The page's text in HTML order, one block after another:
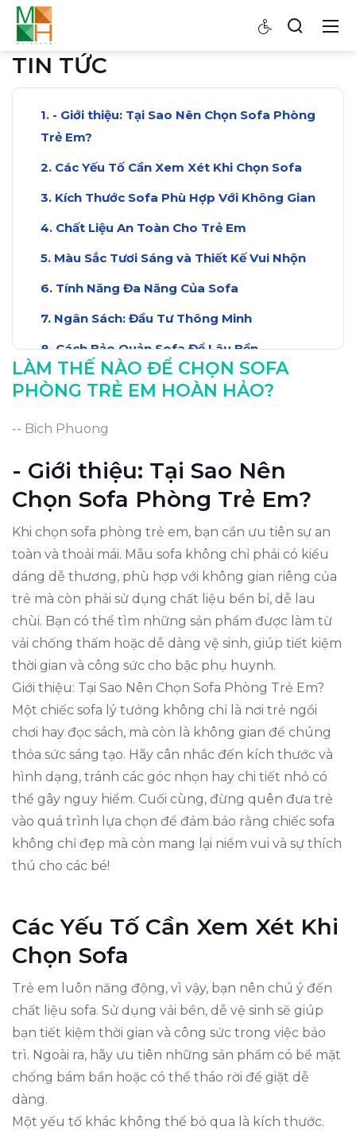
TIN TỨC
- Giới thiệu: Tại Sao Nên Chọn Sofa Phòng
Trẻ Em?
Các Yếu Tố Cần Xem Xét Khi Chọn Sofa
Kích Thước Sofa Phù Hợp Với Không Gian
Chất Liệu An Toàn Cho Trẻ Em
Màu Sắc Tươi Sáng và Thiết Kế Vui Nhộn
Tính Năng Đa Năng Của Sofa
Ngân Sách: Đầu Tư Thông Minh
Cách Bảo Quản Sofa Để Lâu Bền
Kết Luận: Chọn Sofa Phòng Trẻ Em Thích
Hợp
LÀM THẾ NÀO ĐỂ CHỌN SOFA
PHÒNG TRẺ EM HOÀN HẢO?
-- Bich Phuong
- Giới thiệu: Tại Sao Nên
Chọn Sofa Phòng Trẻ Em?
Khi chọn sofa phòng trẻ em, bạn cần ưu tiên sự an
toàn và thoải mái. Mẫu sofa không chỉ phải có kiểu
dáng dễ thương, phù hợp với không gian riêng của
trẻ mà còn phải sử dụng chất liệu bền bỉ, dễ lau
chùi. Bạn có thể tìm những sản phẩm được làm từ
vải chống thấm hoặc dễ dàng vệ sinh, giúp tiết kiệm
thời gian và công sức cho bậc phụ huynh.
Giới thiệu: Tại Sao Nên Chọn Sofa Phòng Trẻ Em?
Một chiếc sofa lý tưởng không chỉ là nơi trẻ ngồi
chơi hay đọc sách, mà còn là không gian để chúng
thỏa sức sáng tạo. Hãy cân nhắc đến kích thước và
hình dạng, tránh các góc nhọn hay chi tiết nhỏ có
thể gây nguy hiểm. Cuối cùng, đừng quên đưa trẻ
vào quá trình lựa chọn để đảm bảo rằng chiếc sofa
không chỉ đẹp mà còn mang lại niềm vui và sự thích
thú cho các bé!
Các Yếu Tố Cần Xem Xét Khi
Chọn Sofa
Trẻ em luôn năng động, vì vậy, bạn nên chú ý đến
chất liệu sofa. Sử dụng vải bền, dễ vệ sinh sẽ giúp
bạn tiết kiệm thời gian và công sức trong việc bảo
trì. Ngoài ra, hãy ưu tiên những sản phẩm có bề mặt
chống bám bẩn hoặc có thể tháo rời để giặt dễ
dàng.
Một yếu tố khác không thể bỏ qua là kích thước.